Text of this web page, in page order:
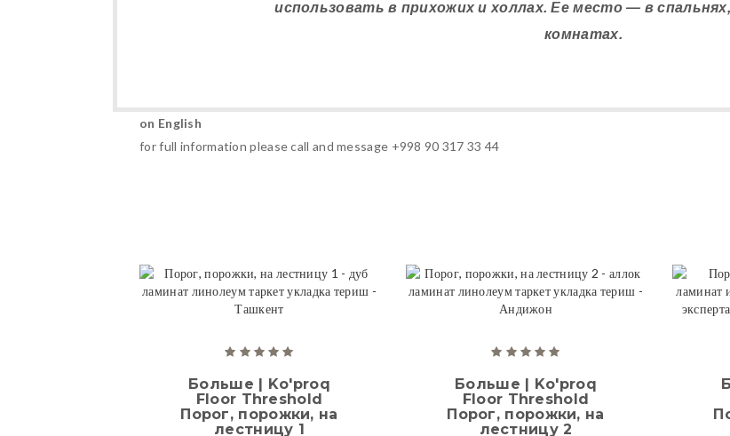
использовать в прихожих и холлах. Ее место — в
комнатах.
on English
for full information please call and message +998 90 317 33 44
Больше | Ko'proq
Floor Threshold
Порог, порожки, на
лестницу 1
Больше | Ko'proq
Floor Threshold
Порог, порожки, на
лестницу 2